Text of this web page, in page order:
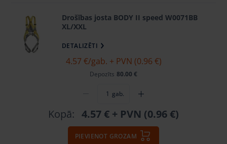
Drošības josta BODY II speed W0071BB
XL/XXL
DETALIZĒTI
4.57 €/gab. + PVN (0.96 €)
Depozīts 80.00 €
gab.
Kopā: 4.57 € + PVN (0.96 €)
PIEVIENOT GROZAM